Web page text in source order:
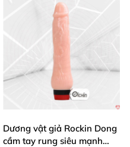
Dương vật giả Rockin Dong
cầm tay rung siêu mạnh